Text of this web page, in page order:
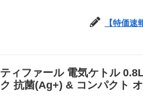
【特価
ティファール 電気ケトル
ク 抗菌(Ag+) & コンパクト